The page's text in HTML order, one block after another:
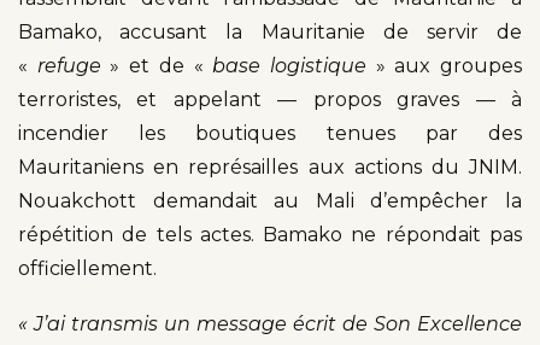
Bamako, accusant la Mauritanie de servir de
« refuge » et de «base logistique » aux groupes
terroristes, et appelant — propos graves — à
incendier les boutiques tenues par des
Mauritaniens en représailles aux actions du JNIM.
Nouakchott demandait au Mali d’empêcher la
répétition de tels actes. Bamako ne répondait pas
officiellement.
« J’ai transmis un message écrit de Son Excellence